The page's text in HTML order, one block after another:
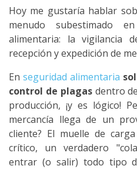
Hoy me gustaría hablar
menudo subestimado
alimentaria: la vigilancia
recepción y expedición de
En seguridad alimentaria
control de plagasdentro
producción, ¡y es lógico!
mercancía llega de un
cliente? El muelle de
crítico, un verdadero
entrar (o salir) todo tipo